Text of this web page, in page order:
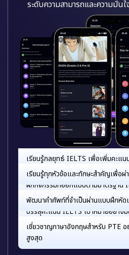
ระดับความสามารถและความมั่น
เรียนรู้ทุกหัวข้อและทักษะสำคัญเพื่อผ่
พัฒนาคำศัพท์ที่จำเป็นผ่านแบบฝึกหัด
เชี่ยวชาญภาษาอังกฤษสำหรับ PTE
สูงสุด